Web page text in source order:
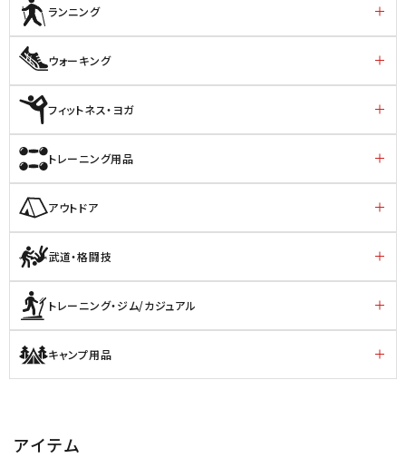
ランニング
ウォーキング
フィットネス・ヨガ
トレーニング用品
アウトドア
武道・格闘技
トレーニング・ジム/カジュアル
キャンプ用品
アイテム